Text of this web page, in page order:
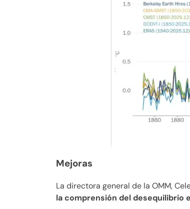
Mejoras
La directora general de la OMM,
la comprensión del desequilibrio